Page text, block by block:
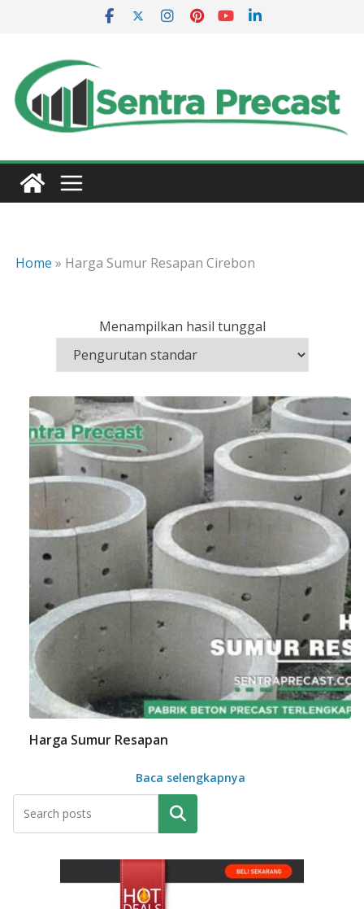
Home » Harga Sumur Resapan Cirebon
Menampilkan hasil tunggal
Harga Sumur Resapan
Baca selengkapnya
Pencarian